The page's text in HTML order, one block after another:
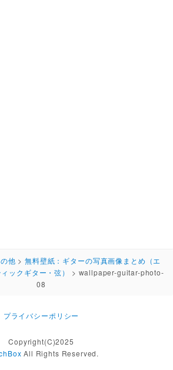
他 >無料壁紙：ギターの写真画像まとめ（エ
ックギター・弦）
> wallpaper-guitar-photo-
08
プライバシーポリシー
Copyright(C)2025
All Rights Reserved.